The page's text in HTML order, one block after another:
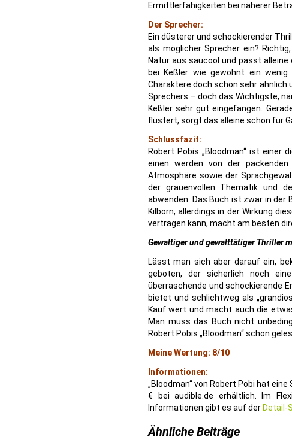
Ermittlerfähigkeiten bei näherer
Der Sprecher:
Ein düsterer und schockierender
als möglicher Sprecher ein?
Natur aus saucool und passt
bei Keßler wie gewohnt ein
Charaktere doch schon sehr ähnlich
Sprechers – doch das Wichtigste,
Keßler sehr gut eingefangen.
flüstert, sorgt das alleine schon für
Schlussfazit:
Robert Pobis „Bloodman“ ist einer
einen werden von der
Atmosphäre sowie der
der grauenvollen Thematik und
abwenden. Das Buch ist zwar in
Kilborn, allerdings in der Wirkung
vertragen kann, macht am besten
Gewaltiger und gewalttätiger Thriller
Lässt man sich aber darauf ein,
geboten, der sicherlich noch
überraschende und schockierende
bietet und schlichtweg als
Kauf wert und macht auch die
Man muss das Buch nicht
Robert Pobis „Bloodman“ schon
Meine Wertung: 8/10
Informationen:
„Bloodman“ von Robert Pobi hat
€ bei audible.de erhältlich. Im
Informationen gibt es auf der Detail-
Ähnliche Beiträge